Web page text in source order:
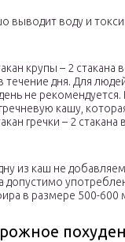
выводит воду и
крупы – 2 стакана
течение дня. Для
не рекомендуется.
кашу,
гречки – 2
из каш не
допустимо
в размере 500-600